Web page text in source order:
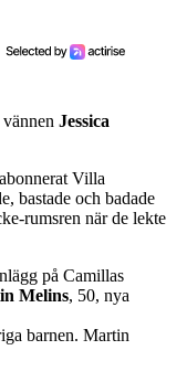
Jessica
Villa
bastade och badade
rumsren när de lekte
på Camillas
Melins, 50, nya
barnen. Martin